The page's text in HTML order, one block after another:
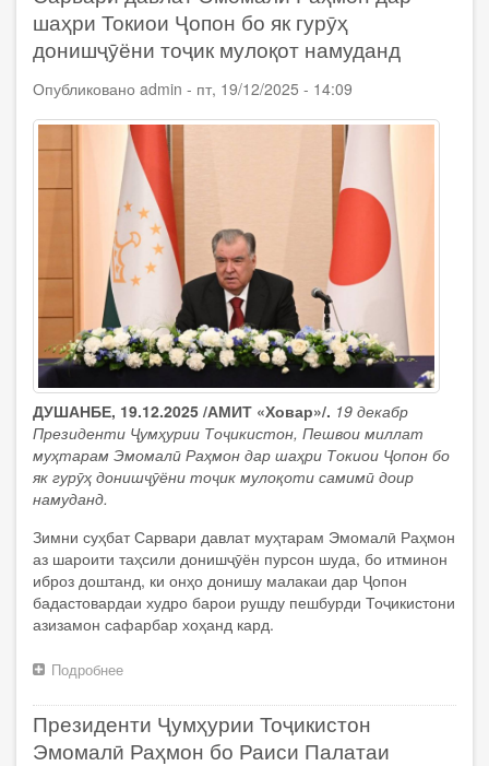
Эмомалӣ
бо
Раиси
ҳизби
ҳокими
Либералӣ-
демократии
Ҷопон,
собиқ
Сарвазири
Ҷопон
Таро
мулоқот
намуданд
шаҳри Токиои Ҷопон бо як гурӯҳ
донишҷӯёни тоҷик мулоқот намуданд
Опубликовано admin - пт, 19/12/2025 - 14:09
ДУШАНБЕ, 19.12.2025 /АМИТ «Ховар»/. 19 декабр
Президенти Ҷумҳурии Тоҷикистон, Пешвои миллат
муҳтарам Эмомалӣ Раҳмон дар шаҳри Токиои Ҷопон бо
як гурӯҳ донишҷӯёни тоҷик мулоқоти самимӣ доир
намуданд.
Зимни суҳбат Сарвари давлат муҳтарам Эмомалӣ Раҳмон
аз шароити таҳсили донишҷӯён пурсон шуда, бо итминон
иброз доштанд, ки онҳо донишу малакаи дар Ҷопон
бадастовардаи худро барои рушду пешбурди Тоҷикистони
азизамон сафарбар хоҳанд кард.
Подробнее
давлат
Эмомалӣ
Раҳмон
Президенти Ҷумҳурии Тоҷикистон
Эмомалӣ Раҳмон бо Раиси Палатаи